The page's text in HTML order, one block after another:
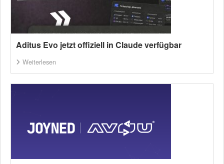
Aditus Evo jetzt offiziell in Claude verfügbar
Weiterlesen